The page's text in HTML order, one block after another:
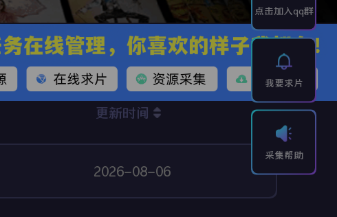
更新时间
2026-08-06
点击加入qq群
我要求片
采集帮助